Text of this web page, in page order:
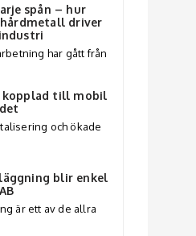
spån – hur
driver
har gått från
till mobil
och ökade
blir enkel
är ett av de allra